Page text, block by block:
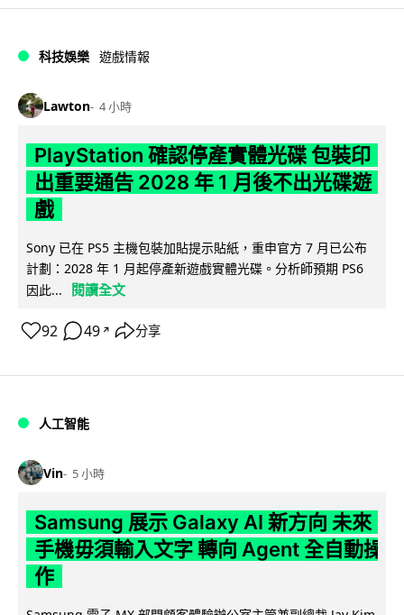
科技娛樂 遊戲情報
Lawton 4 小時
PlayStation 確認停產實體光碟 包裝印
出重要通告 2028 年 1 月後不出光碟遊
戲
Sony 已在 PS5 主機包裝加貼提示貼紙，重申官方 7 月已公布
計劃：2028 年 1 月起停產新遊戲實體光碟。分析師預期 PS6
因此...
閱讀全文
92 49 ↗ 分享
人工智能
Vin 5 小時
Samsung 展示 Galaxy AI 新方向 未來
手機毋須輸入文字 轉向 Agent 全自動操
作